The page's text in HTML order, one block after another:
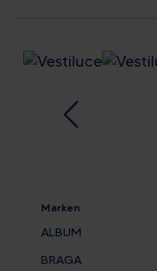
Marken
ALBUM
BRAGA